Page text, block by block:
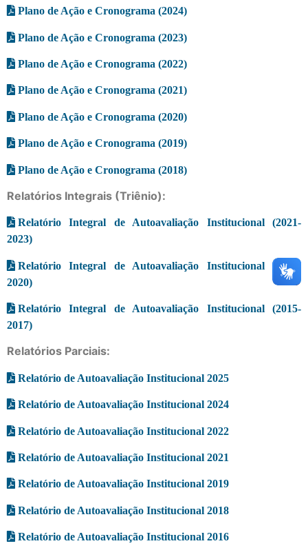
Plano de Ação e Cronograma (2024)
Plano de Ação e Cronograma (2023)
Plano de Ação e Cronograma (2022)
Plano de Ação e Cronograma (2021)
Plano de Ação e Cronograma (2020)
Plano de Ação e Cronograma (2019)
Plano de Ação e Cronograma (2018)
Relatórios Integrais (Triênio):
Relatório Integral de Autoavaliação Institucional (2021-
2023)
Relatório Integral de Autoavaliação Institucional (2018-
2020)
Relatório Integral de Autoavaliação Institucional (2015-
2017)
Relatórios Parciais:
Relatório de Autoavaliação Institucional 2025
Relatório de Autoavaliação Institucional 2024
Relatório de Autoavaliação Institucional 2022
Relatório de Autoavaliação Institucional 2021
Relatório de Autoavaliação Institucional 2019
Relatório de Autoavaliação Institucional 2018
Relatório de Autoavaliação Institucional 2016